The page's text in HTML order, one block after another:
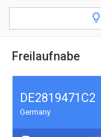
Freilaufnabe
DE2819471C2
Germany